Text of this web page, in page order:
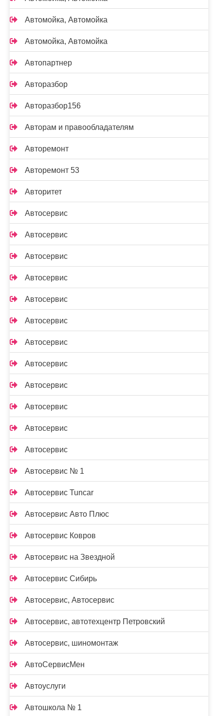
Автомойка, Автомойка
Автомойка, Автомойка
Автопартнер
Авторазбор
Авторазбор156
Авторам и правообладателям
Авторемонт
Авторемонт 53
Авторитет
Автосервис
Автосервис
Автосервис
Автосервис
Автосервис
Автосервис
Автосервис
Автосервис
Автосервис
Автосервис
Автосервис
Автосервис
Автосервис № 1
Автосервис Tuncar
Автосервис Авто Плюс
Автосервис Ковров
Автосервис на Звездной
Автосервис Сибирь
Автосервис, Автосервис
Автосервис, автотехцентр Петровский
Автосервис, шиномонтаж
АвтоСервисМен
Автоуслуги
Автошкола № 1